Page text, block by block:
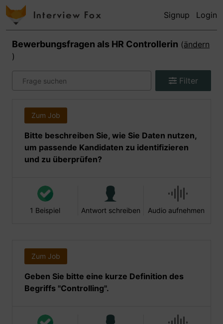
Signup Login
Bewerbungsfragen als HR Controllerin (ändern
)
Filter
Zum Job
Bitte beschreiben Sie, wie Sie Daten nutzen,
um passende Kandidaten zu identifizieren
und zu überprüfen?
1 Beispiel Antwort schreiben Audio aufnehmen
Zum Job
Geben Sie bitte eine kurze Definition des
Begriffs "Controlling".